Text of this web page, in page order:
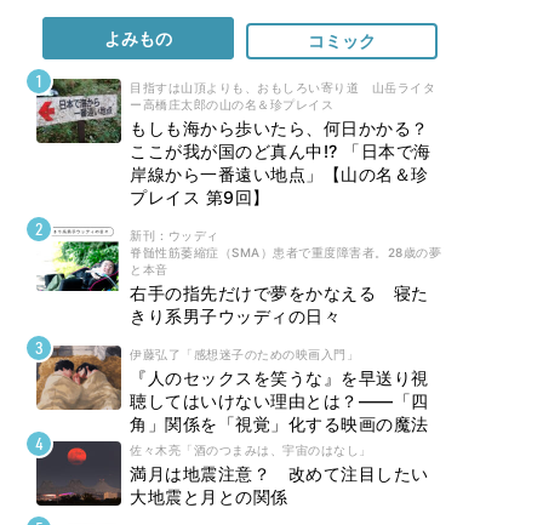
よみもの コミック
目指すは山頂よりも、おもしろい寄り道 山岳ライタ
ー高橋庄太郎の山の名＆珍プレイス
もしも海から歩いたら、何日かかる？
ここが我が国のど真ん中!? 「日本で海
岸線から一番遠い地点」【山の名＆珍
プレイス 第9回】
新刊 : ウッディ
脊髄性筋萎縮症（SMA）患者で重度障害者。28歳の夢
と本音
右手の指先だけで夢をかなえる 寝た
きり系男子ウッディの日々
伊藤弘了「感想迷子のための映画入門」
『人のセックスを笑うな』を早送り視
聴してはいけない理由とは？――「四
角」関係を「視覚」化する映画の魔法
佐々木亮「酒のつまみは、宇宙のはなし」
満月は地震注意？ 改めて注目したい
大地震と月との関係